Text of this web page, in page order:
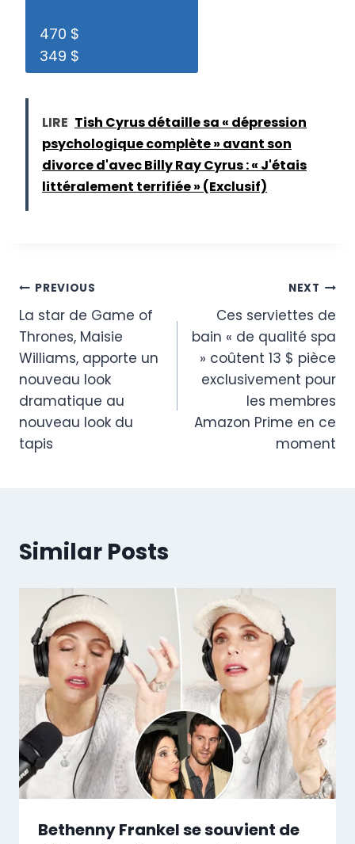
470 $
349 $
LIRE Tish Cyrus détaille sa « dépression
psychologique complète » avant son
divorce d'avec Billy Ray Cyrus : « J'étais
littéralement terrifiée » (Exclusif)
Post
navigation
PREVIOUS
La star de Game of
Thrones, Maisie
Williams, apporte un
nouveau look
dramatique au
nouveau look du
tapis
NEXT
Ces serviettes de
bain « de qualité spa
» coûtent 13 $ pièce
exclusivement pour
les membres
Amazon Prime en ce
moment
Similar Posts
Bethenny Frankel se souvient de